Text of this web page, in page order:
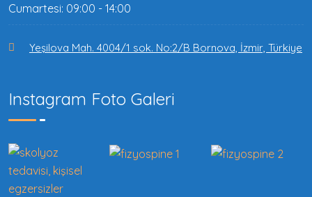
Cumartesi: 09:00 - 14:00
Yeşilova Mah. 4004/1 sok. No:2/B Bornova, İzmir, Türkiye
Instagram Foto Galeri